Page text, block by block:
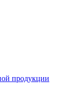
продукции